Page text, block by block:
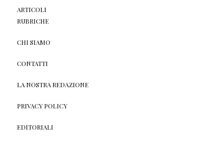
ARTICOLI
RUBRICHE
CHI SIAMO
CONTATTI
LA NOSTRA REDAZIONE
PRIVACY POLICY
EDITORIALI